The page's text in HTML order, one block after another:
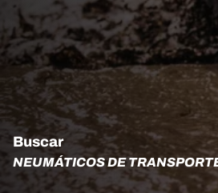
Buscar
NEUMÁTICOS DE